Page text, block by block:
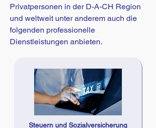
Privatpersonen in der D-A-CH Region
und weltweit unter anderem auch die
folgenden professionelle
Dienstleistungen anbieten.
Steuern und Sozialversicherung